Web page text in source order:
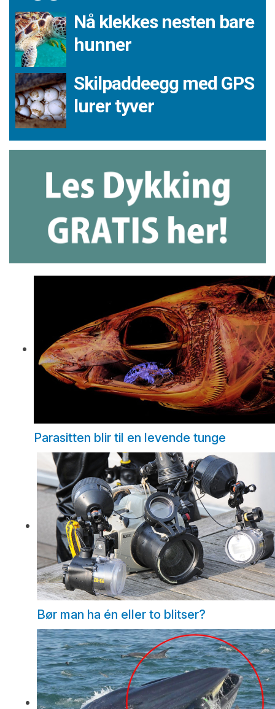
Nå klekkes nesten bare
hunner
Skilpaddeegg med GPS
lurer tyver
Parasitten blir til en levende tunge
Bør man ha én eller to blitser?